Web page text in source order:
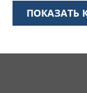
ПОКАЗАТЬ